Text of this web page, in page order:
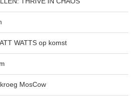
WATTS op komst
MosCow